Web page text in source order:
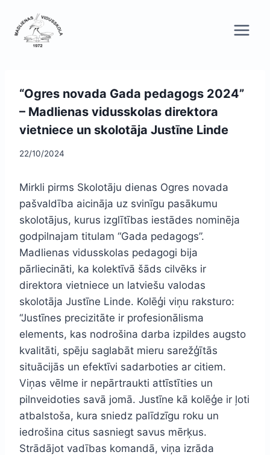
content
“Ogres novada Gada pedagogs 2024”
– Madlienas vidusskolas direktora
vietniece un skolotāja Justīne Linde
22/10/2024
Mirkli pirms Skolotāju dienas Ogres novada
pašvaldība aicināja uz svinīgu pasākumu
skolotājus, kurus izglītības iestādes nominēja
godpilnajam titulam “Gada pedagogs”.
Madlienas vidusskolas pedagogi bija
pārliecināti, ka kolektīvā šāds cilvēks ir
direktora vietniece un latviešu valodas
skolotāja Justīne Linde. Kolēģi viņu raksturo:
“Justīnes precizitāte ir profesionālisma
elements, kas nodrošina darba izpildes augsto
kvalitāti, spēju saglabāt mieru sarežģītās
situācijās un efektīvi sadarboties ar citiem.
Viņas vēlme ir nepārtraukti attīstīties un
pilnveidoties savā jomā. Justīne kā kolēģe ir ļoti
atbalstoša, kura sniedz palīdzīgu roku un
iedrošina citus sasniegt savus mērķus.
Strādājot vadības komandā, viņa izrāda